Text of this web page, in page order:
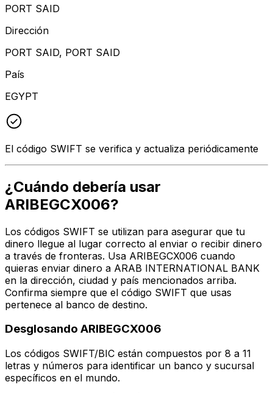
PORT SAID
Dirección
PORT SAID, PORT SAID
País
EGYPT
El código SWIFT se verifica y actualiza periódicamente
¿Cuándo debería usar
ARIBEGCX006?
Los códigos SWIFT se utilizan para asegurar que tu
dinero llegue al lugar correcto al enviar o recibir dinero
a través de fronteras. Usa ARIBEGCX006 cuando
quieras enviar dinero a ARAB INTERNATIONAL BANK
en la dirección, ciudad y país mencionados arriba.
Confirma siempre que el código SWIFT que usas
pertenece al banco de destino.
Desglosando ARIBEGCX006
Los códigos SWIFT/BIC están compuestos por 8 a 11
letras y números para identificar un banco y sucursal
específicos en el mundo.